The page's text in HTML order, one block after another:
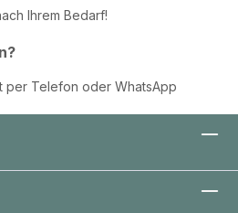
Ihrem Bedarf!
per Telefon oder WhatsApp